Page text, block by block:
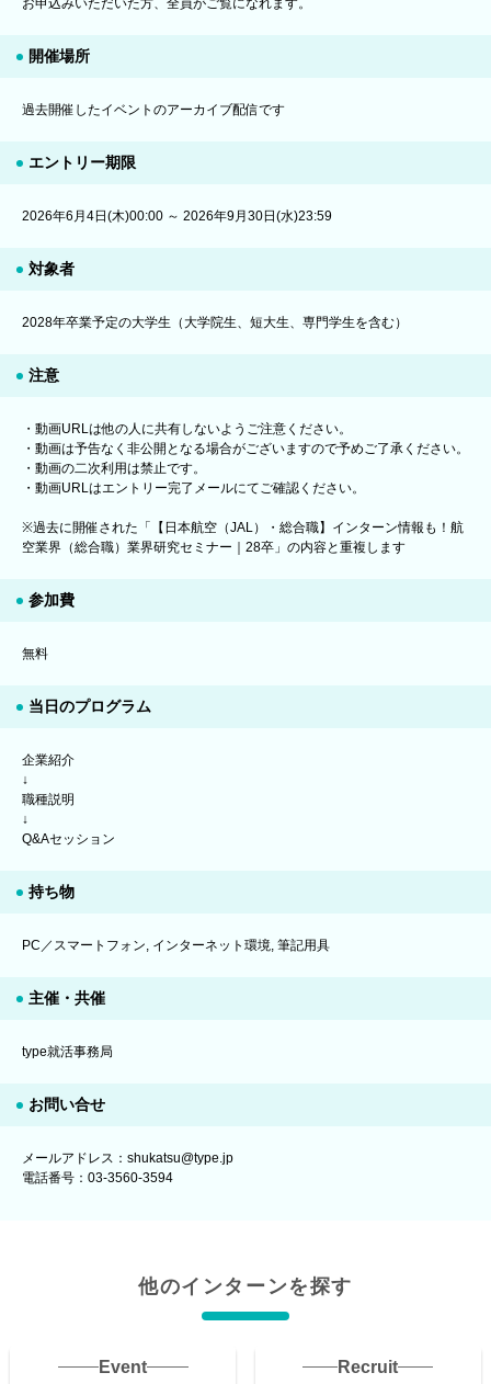
開催場所
過去開催したイベントのアーカイブ配信です
エントリー期限
2026年6月4日(木)00:00 ～ 2026年9月30日(水)23:59
対象者
2028年卒業予定の大学生（大学院生、短大生、専門学生を含む）
注意
・動画URLは他の人に共有しないようご注意ください。
・動画は予告なく非公開となる場合がございますので予めご了承ください。
・動画の二次利用は禁止です。
・動画URLはエントリー完了メールにてご確認ください。
※過去に開催された「【日本航空（JAL）・総合職】インターン情報も！航
空業界（総合職）業界研究セミナー｜28卒」の内容と重複します
参加費
無料
当日のプログラム
企業紹介
↓
職種説明
↓
Q&Aセッション
持ち物
PC／スマートフォン, インターネット環境, 筆記用具
主催・共催
type就活事務局
お問い合せ
メールアドレス：shukatsu@type.jp
電話番号：03-3560-3594
他のインターンを探す
Event Recruit